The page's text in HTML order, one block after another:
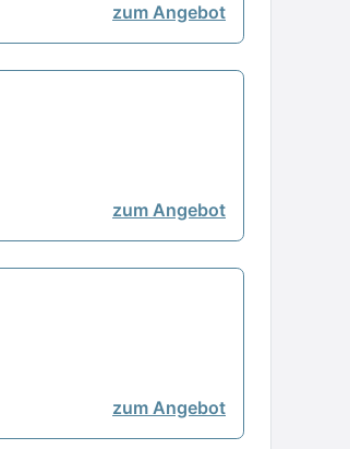
zum Angebot
zum Angebot
zum Angebot